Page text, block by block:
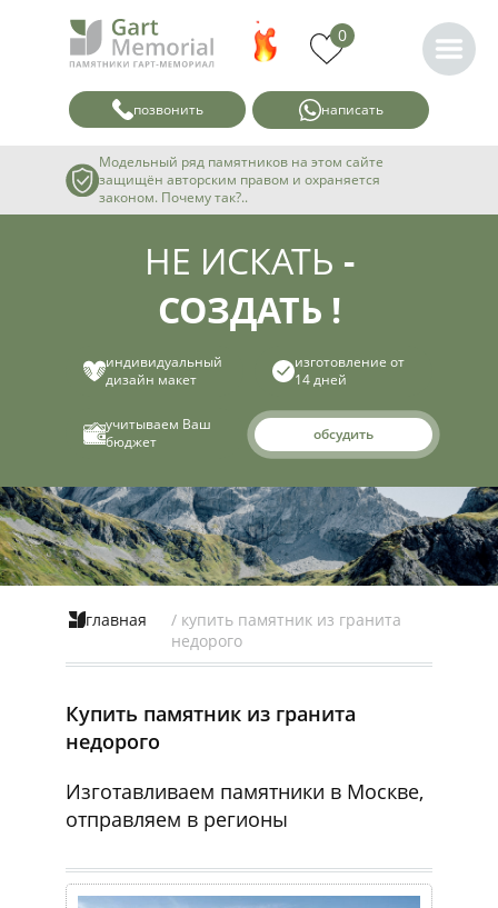
0
позвонить написать
Модельный ряд памятников на этом сайте
защищён авторским правом и охраняется
законом. Почему так?..
НЕ ИСКАТЬ -
СОЗДАТЬ !
индивидуальный
дизайн макет
изготовление от
14 дней
учитываем Ваш
бюджет
обсудить
главная
/ купить памятник из гранита
недорого
Купить памятник из гранита
недорого
Изготавливаем памятники в Москве,
отправляем в регионы